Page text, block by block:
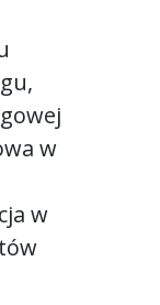
w
w